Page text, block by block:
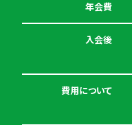
年会費
入会後
費用について